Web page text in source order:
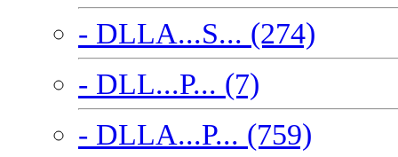
- DLLA...S... (274)
- DLL...P... (7)
- DLLA...P... (759)